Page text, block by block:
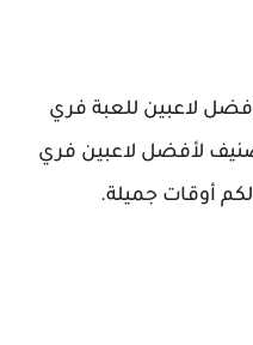
لاعبين للعبة فري
لأفضل لاعبين فري
أوقات جميلة.